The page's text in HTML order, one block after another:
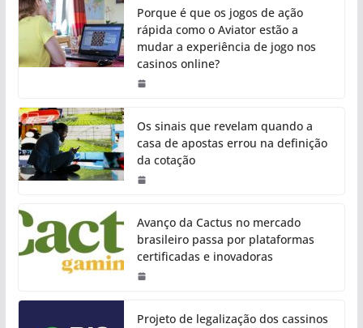
Porque é que os jogos de ação
rápida como o Aviator estão a
mudar a experiência de jogo nos
casinos online?
Os sinais que revelam quando a
casa de apostas errou na definição
da cotação
Avanço da Cactus no mercado
brasileiro passa por plataformas
certificadas e inovadoras
Projeto de legalização dos cassinos